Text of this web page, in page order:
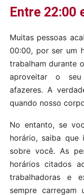
Entre 22:00
Muitas pessoas
00:00, por ser um
trabalham durante
aproveitar o
afazeres. A
quando nosso
No entanto, se
horário, saiba que
sobre você. As
horários citados
trabalhadoras e
sempre